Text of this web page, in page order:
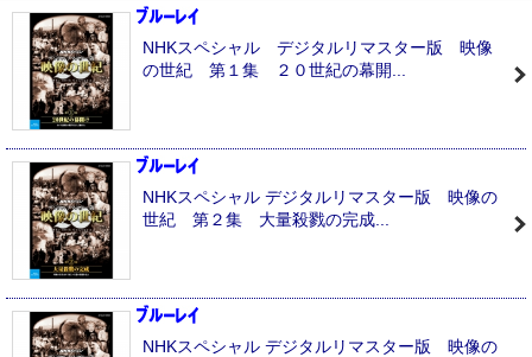
NHKスペシャル デジタルリマスター版 映像
の世紀 第１集 ２０世紀の幕開...
NHKスペシャル デジタルリマスター版 映像の
世紀 第２集 大量殺戮の完成...
NHKスペシャル デジタルリマスター版 映像の